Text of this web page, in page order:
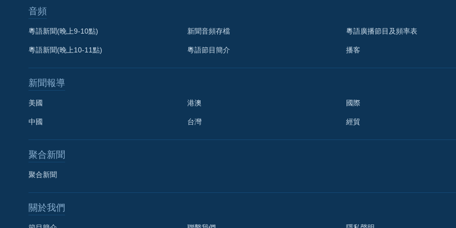
音頻
粵語新聞(晚上9-10點)
粵語新聞(晚上10-11點)
新聞音頻存檔
粵語節目簡介
粵語廣播節目及頻率表
播客
新聞報導
美國
中國
港澳
台灣
國際
經貿
聚合新聞
聚合新聞
關於我們